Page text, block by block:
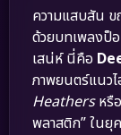
ความแสบสัน ข
ด้วยบทเพลงป็
เสน่ห์ นี่คือ
ภาพยนตร์แนว
Heathersหรือ
พลาสติก” ในยุ